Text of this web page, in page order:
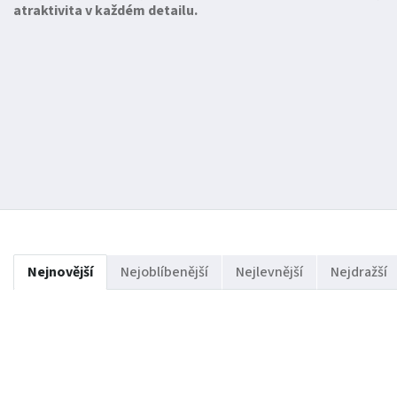
atraktivita v každém detailu.
Nejnovější Nejoblíbenější Nejlevnější Nejdražší